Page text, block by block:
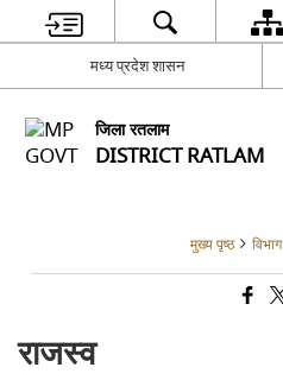
मध्य प्रदेश शासन
जिला रतलाम
DISTRICT RATLAM
मुख्य पृष्ठ विभाग
राजस्व